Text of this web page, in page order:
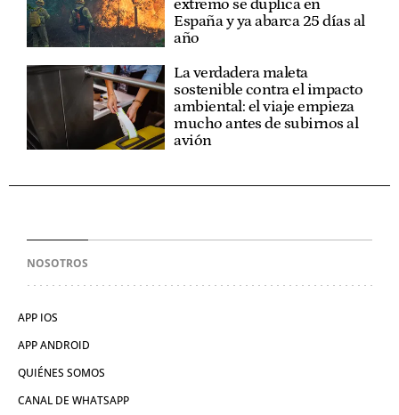
extremo se duplica en
España y ya abarca 25 días al
año
La verdadera maleta
sostenible contra el impacto
ambiental: el viaje empieza
mucho antes de subirnos al
avión
NOSOTROS
APP IOS
APP ANDROID
QUIÉNES SOMOS
CANAL DE WHATSAPP